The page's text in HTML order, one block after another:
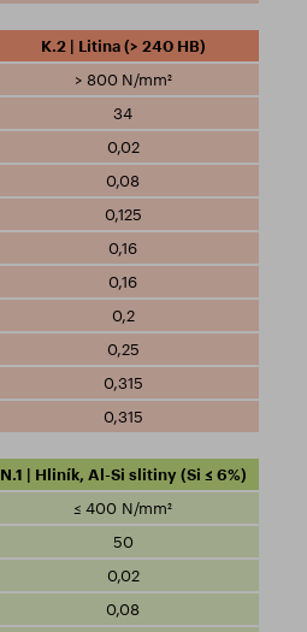
K.2 | Litina (> 240 HB)
> 800 N/mm²
34
0,02
0,08
0,125
0,16
0,16
0,2
0,25
0,315
0,315
N.1 | Hliník, Al-Si slitiny (Si ≤ 6%)
≤ 400 N/mm²
50
0,02
0,08